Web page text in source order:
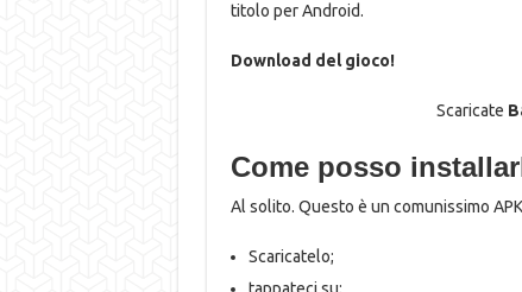
titolo per Android.
Download del gioco!
Scaricate
Come posso
Al solito. Questo è un comunissimo
Scaricatelo;